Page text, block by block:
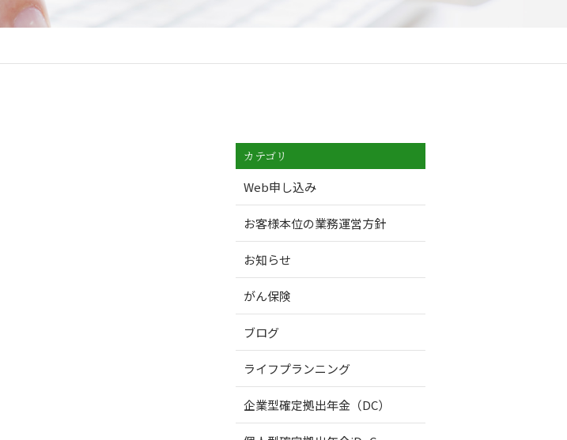
カテゴリ
Web申し込み
お客様本位の業務運営方針
お知らせ
がん保険
ブログ
ライフプランニング
企業型確定拠出年金（DC）